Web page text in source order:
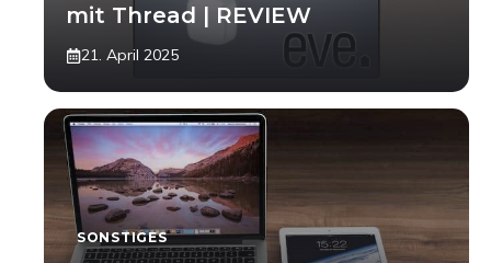
mit Thread | REVIEW
21. April 2025
SONSTIGES